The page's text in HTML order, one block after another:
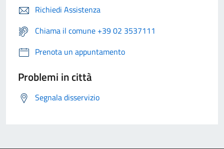
Richiedi Assistenza
Chiama il comune +39 02 3537111
Prenota un appuntamento
Problemi in città
Segnala disservizio